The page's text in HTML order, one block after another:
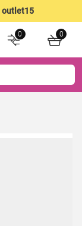
outlet15
0 0